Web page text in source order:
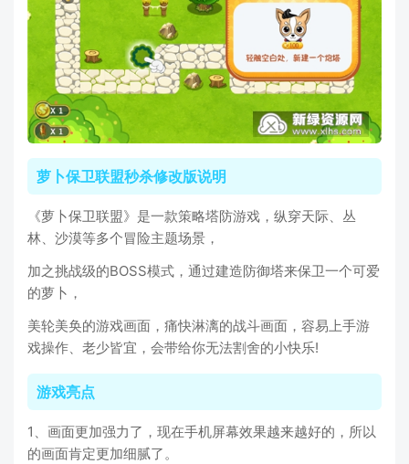
萝卜保卫联盟秒杀修改版说明
《萝卜保卫联盟》是一款策略塔防游戏，纵穿天际、丛
林、沙漠等多个冒险主题场景，
加之挑战级的BOSS模式，通过建造防御塔来保卫一个可爱
的萝卜，
美轮美奂的游戏画面，痛快淋漓的战斗画面，容易上手游
戏操作、老少皆宜，会带给你无法割舍的小快乐!
游戏亮点
1、画面更加强力了，现在手机屏幕效果越来越好的，所以
的画面肯定更加细腻了。